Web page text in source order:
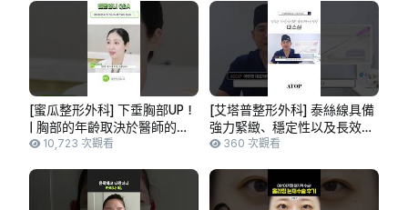
[蜜瓜整形外科] 下垂胸部UP！
| 胸部的年齡取決於醫師的熟
練程度！ #shorts
10,723 次觀看
[艾塔普整形外科] 泰絲線具備
強力緊緻、穩定性以及長效維
持的優點！
360 次觀看